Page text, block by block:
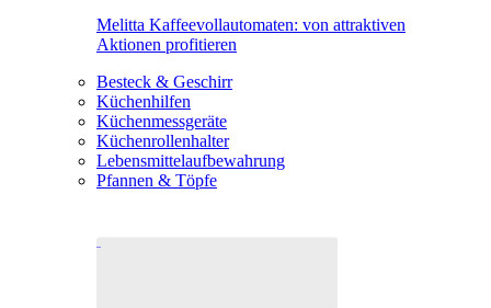
Melitta Kaffeevollautomaten: von attraktiven
Aktionen profitieren
Besteck & Geschirr
Küchenhilfen
Küchenmessgeräte
Küchenrollenhalter
Lebensmittelaufbewahrung
Pfannen & Töpfe